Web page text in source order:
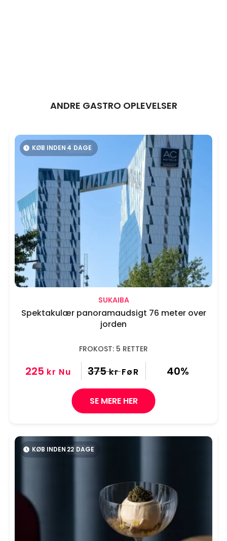
ANDRE GASTRO OPLEVELSER
SUKAIBA
Spektakulær panoramaudsigt 76 meter over
jorden
FROKOST: 5 RETTER
225 kr Nu 375 kr FøR 40%
SE MERE HER
KØB INDEN 4 DAGE
KØB INDEN 22 DAGE